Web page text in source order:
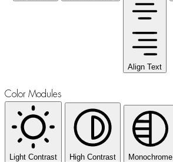
Align Text
Color Modules
Light Contrast High Contrast Monochrome